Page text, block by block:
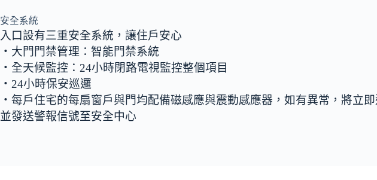
安全系統
入口設有三重安全系統，讓住戶安心
‧大門門禁管理：智能門禁系統
‧全天候監控：24小時閉路電視監控整個項目
‧24小時保安巡邏
‧每戶住宅的每扇窗戶與門均配備磁感應與震動感應器，如有異常，將立即
並發送警報信號至安全中心